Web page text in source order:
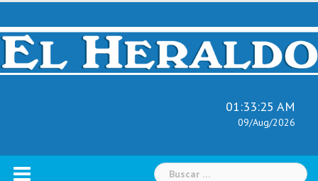
Skip
content
01:33:26 AM
09/Aug/2026
Buscar: